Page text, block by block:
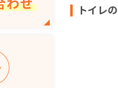
トイレ